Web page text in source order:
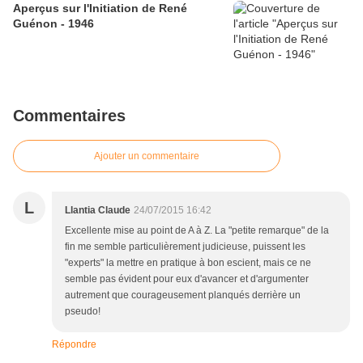
Aperçus sur l'Initiation de René
Guénon - 1946
Commentaires
Ajouter un commentaire
L Llantia Claude 24/07/2015 16:42
Excellente mise au point de A à Z. La "petite remarque" de la
fin me semble particulièrement judicieuse, puissent les
"experts" la mettre en pratique à bon escient, mais ce ne
semble pas évident pour eux d'avancer et d'argumenter
autrement que courageusement planqués derrière un
pseudo!
Répondre